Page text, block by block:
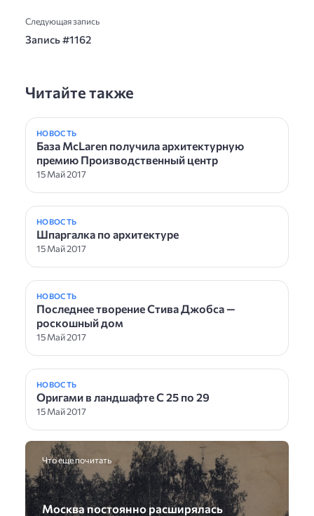
Следующая запись
Запись #1162
Читайте также
НОВОСТЬ
База McLaren получила архитектурную
премию Производственный центр
15 Май 2017
НОВОСТЬ
Шпаргалка по архитектуре
15 Май 2017
НОВОСТЬ
Последнее творение Стива Джобса —
роскошный дом
15 Май 2017
НОВОСТЬ
Оригами в ландшафте С 25 по 29
15 Май 2017
Что еще почитать
Москва постоянно расширялась